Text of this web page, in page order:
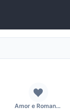
Amor e Romance